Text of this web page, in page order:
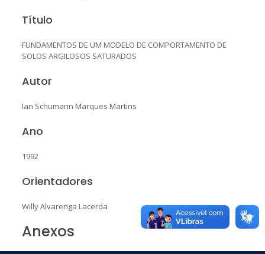
Título
FUNDAMENTOS DE UM MODELO DE COMPORTAMENTO DE
SOLOS ARGILOSOS SATURADOS
Autor
Ian Schumann Marques Martins
Ano
1992
Orientadores
Willy Alvarenga Lacerda
Anexos